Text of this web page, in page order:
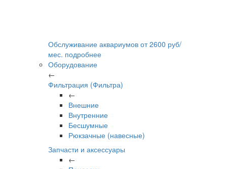
Обслуживание аквариумов от2600 руб/
мес. подробнее
Оборудование
←
Фильтрация (Фильтра)
←
Внешние
Внутренние
Бесшумные
Рюкзачные (навесные)
Запчасти и аксессуары
←